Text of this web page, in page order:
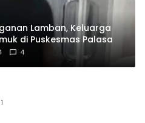
Lamban, Keluarga
di Puskesmas Palasa
4
1